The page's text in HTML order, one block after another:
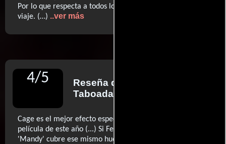
Por lo que respecta a todos los demás, que tengan feliz
viaje. (…) ..ver más
4/5 Reseña de
Taboada
Cage es el mejor efecto especial que verás en cualquier
película de este año (...) Si Fellini tuvo 'Fellini 8 ½' (...)
'Mandy' cubre ese mismo hueco y se convierte en la